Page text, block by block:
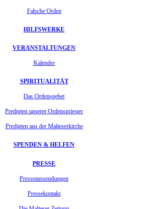
Falsche Orden
HILFSWERKE
VERANSTALTUNGEN
Kalender
SPIRITUALITÄT
Das Ordensgebet
Predigten unserer Ordenspriester
Predigten aus der Malteserkirche
SPENDEN & HELFEN
PRESSE
Presseaussendungen
Pressekontakt